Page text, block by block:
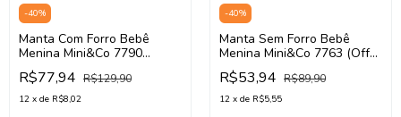
-40%
Manta Com Forro Bebê
Menina Mini&Co 7790
(Rosa)
R$77,94 R$129,90
12 x de R$8,02
-40%
Manta Sem Forro Bebê
Menina Mini&Co 7763 (Off
White)
R$53,94 R$89,90
12 x de R$5,55